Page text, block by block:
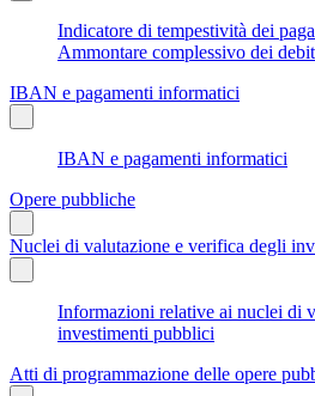
Indicatore di tempestività dei
Ammontare complessivo dei
IBAN e pagamenti informatici
IBAN e pagamenti informatici
Opere pubbliche
Nuclei di valutazione e verifica degli
Informazioni relative ai nuclei di
investimenti pubblici
Atti di programmazione delle opere